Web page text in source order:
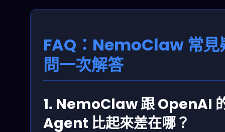
FAQ：NemoClaw 常見
問一次解答
1. NemoClaw 跟 OpenAI
Agent 比起來差在哪？